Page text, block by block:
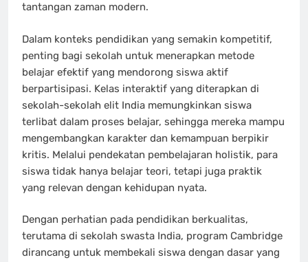
tantangan zaman modern.
Dalam konteks pendidikan yang semakin kompetitif,
penting bagi sekolah untuk menerapkan metode
belajar efektif yang mendorong siswa aktif
berpartisipasi. Kelas interaktif yang diterapkan di
sekolah-sekolah elit India memungkinkan siswa
terlibat dalam proses belajar, sehingga mereka mampu
mengembangkan karakter dan kemampuan berpikir
kritis. Melalui pendekatan pembelajaran holistik, para
siswa tidak hanya belajar teori, tetapi juga praktik
yang relevan dengan kehidupan nyata.
Dengan perhatian pada pendidikan berkualitas,
terutama di sekolah swasta India, program Cambridge
dirancang untuk membekali siswa dengan dasar yang